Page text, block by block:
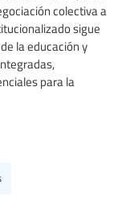
colectiva a
sigue
la educación y
para la